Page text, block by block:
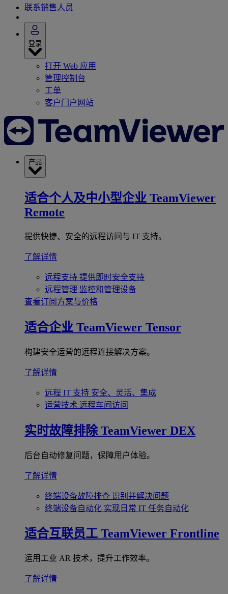
联系销售人员
登录
打开 Web 应用
管理控制台
工单
客户门户网站
产品
适合个人及中小型企业 TeamViewer
Remote
提供快捷、安全的远程访问与 IT 支持。
了解详情
远程支持 提供即时安全支持
远程管理 监控和管理设备
查看订阅方案与价格
适合企业 TeamViewer Tensor
构建安全运营的远程连接解决方案。
了解详情
远程 IT 支持 安全、灵活、集成
运营技术 远程车间访问
实时故障排除 TeamViewer DEX
后台自动修复问题，保障用户体验。
了解详情
终端设备故障排查 识别并解决问题
终端设备自动化 实现日常 IT 任务自动化
适合互联员工 TeamViewer Frontline
运用工业 AR 技术，提升工作效率。
了解详情